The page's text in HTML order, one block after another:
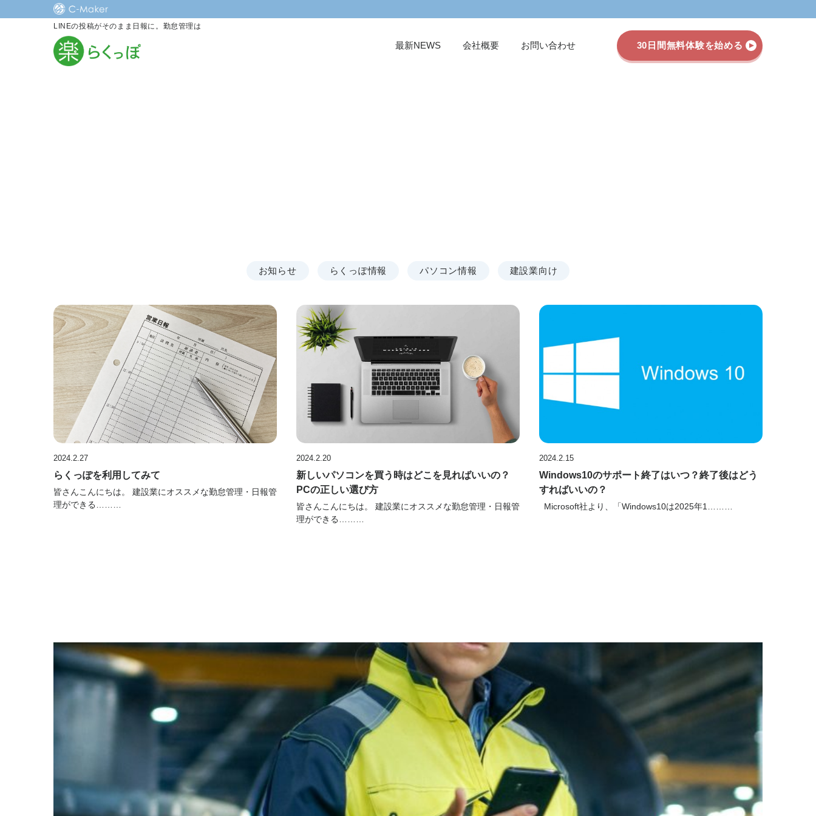
LINEの投稿がそのまま日報に。勤怠管理は
最新NEWS 会社概要 お問い合わせ 30日間無料体験を始める
お知らせ らくっぽ情報 パソコン情報 建設業向け
2024.2.27
らくっぽを利用してみて
皆さんこんにちは。 建設業にオススメな勤怠管理・日報管
理ができる………
2024.2.20
新しいパソコンを買う時はどこを見ればいいの？
PCの正しい選び方
皆さんこんにちは。 建設業にオススメな勤怠管理・日報管
理ができる………
2024.2.15
Windows10のサポート終了はいつ？終了後はどう
すればいいの？
Microsoft社より、「Windows10は2025年1………